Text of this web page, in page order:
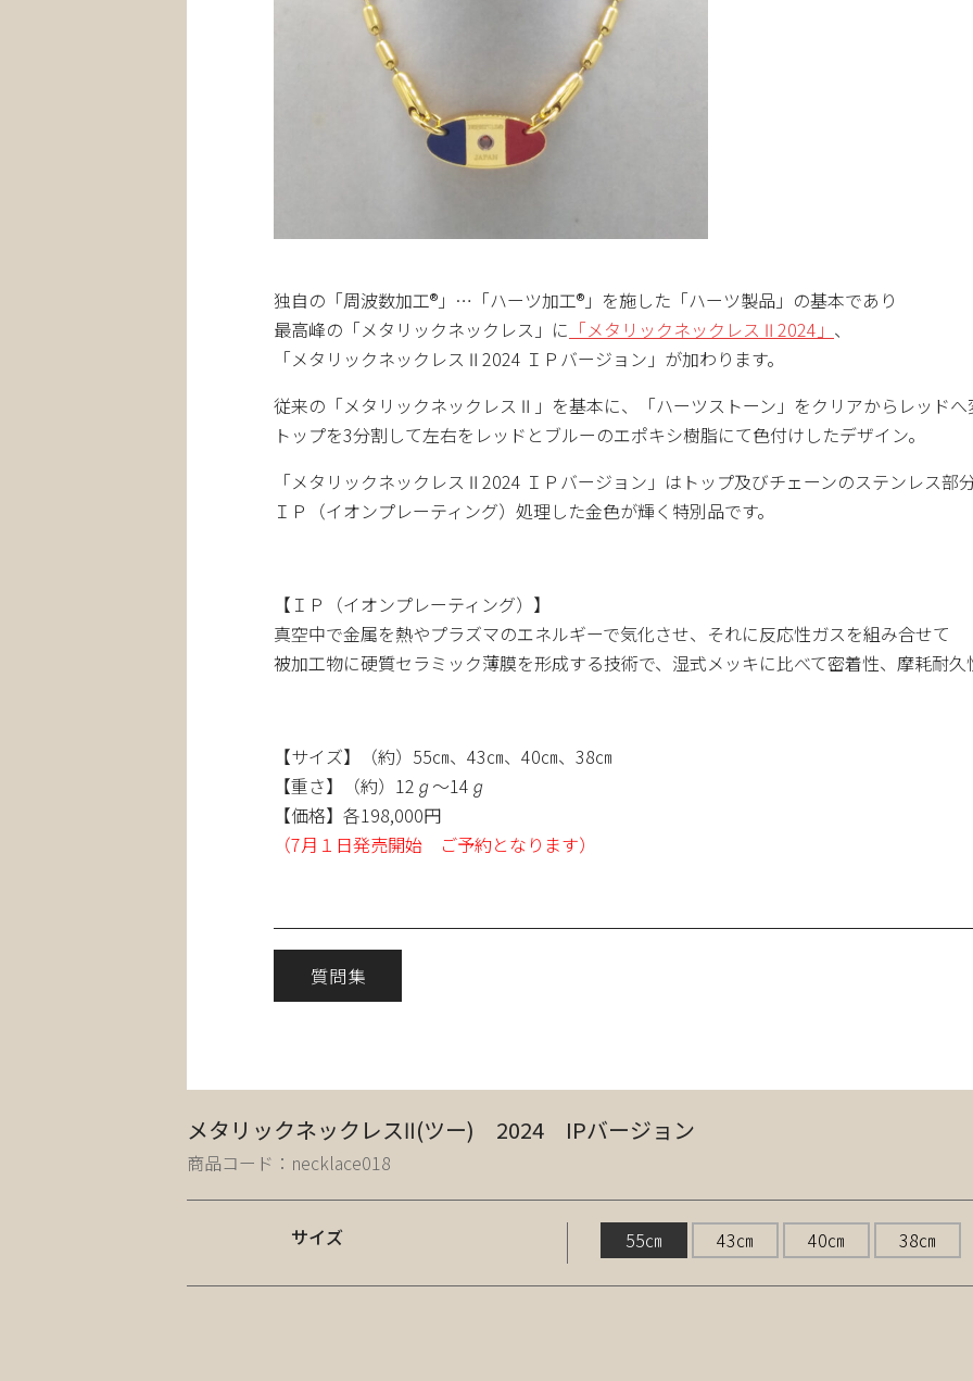
独自の「周波数加工®」…「ハーツ加工®」を施した「ハーツ製品」の基本であり
最高峰の「メタリックネックレス」に 「メタリックネックレス Ⅱ 2024」 、
「メタリックネックレス Ⅱ 2024 ＩＰバージョン」が加わります。
従来の「メタリックネックレス Ⅱ 」を基本に、「ハーツストーン」をクリアからレッド
トップを3分割して左右をレッドとブルーのエポキシ樹脂にて色付けしたデザイン。
「メタリックネックレス Ⅱ 2024 ＩＰバージョン」はトップ及びチェーンのステンレス部
ＩＰ（イオンプレーティング）処理した金色が輝く特別品です。
【ＩＰ（イオンプレーティング）】
真空中で金属を熱やプラズマのエネルギーで気化させ、それに反応性ガスを組み合せて
被加工物に硬質セラミック薄膜を形成する技術で、湿式メッキに比べて密着性、摩耗耐久
【サイズ】（約）55㎝、43㎝、40㎝、38㎝
【重さ】（約）12ℊ～14ℊ
【価格】各198,000円
（7月１日発売開始 ご予約となります）
質問集
メタリックネックレスⅡ(ツー) 2024 IPバージョン
商品コード：necklace018
サイズ 55㎝ 43㎝ 40㎝ 38㎝